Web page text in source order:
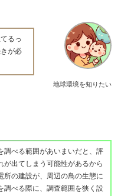
地球環境を知りたい
るっ
が必
調べる範囲があいまいだと、評
が出てしまう可能性があるから
所の建設が、周辺の鳥の生態に
調べる際に、調査範囲を狭く設